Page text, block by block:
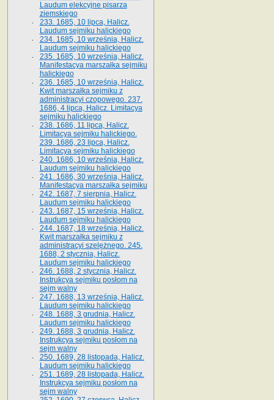
Laudum elekcyjne pisarza
ziemskiego
233. 1685, 10 lipca, Halicz.
Laudum sejmiku halickiego
234. 1685, 10 września, Halicz.
Laudum sejmiku halickiego
235. 1685, 10 września, Halicz.
Manifestacya marszałka sejmiku
halickiego
236. 1685, 10 września, Halicz.
Kwit marszałka sejmiku z
administracyi czopowego. 237.
1686, 4 lipca, Halicz. Limitacya
sejmiku halickiego
238. 1686, 11 lipca, Halicz.
Limitacya sejmiku halickiego.
239. 1686, 23 lipca, Halicz.
Limitacya sejmiku halickiego
240. 1686, 10 września, Halicz.
Laudum sejmiku halickiego
241. 1686, 30 września, Halicz.
Manifestacya marszałka sejmiku
242. 1687, 7 sierpnia, Halicz.
Laudum sejmiku halickiego
243. 1687, 15 września, Halicz.
Laudum sejmiku halickiego
244. 1687, 18 września, Halicz.
Kwit marszałka sejmiku z
administracyi szelężnego. 245.
1688, 2 stycznia, Halicz.
Laudum sejmiku halickiego
246. 1688, 2 stycznia, Halicz.
Instrukcya sejmiku posłom na
sejm walny
247. 1688, 13 września, Halicz.
Laudum sejmiku halickiego
248. 1688, 3 grudnia, Halicz.
Laudum sejmiku halickiego
249. 1688, 3 grudnia, Halicz.
Instrukcya sejmiku posłom na
sejm walny
250. 1689, 28 listopada, Halicz.
Laudum sejmiku halickiego
251. 1689, 28 listopada, Halicz.
Instrukcya sejmiku posłom na
sejm walny